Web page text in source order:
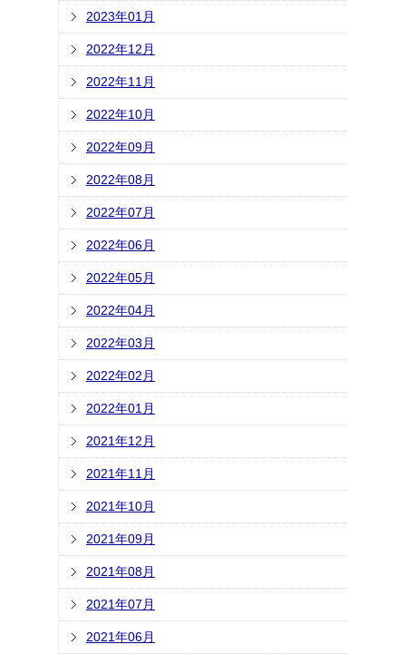
2023年01月
2022年12月
2022年11月
2022年10月
2022年09月
2022年08月
2022年07月
2022年06月
2022年05月
2022年04月
2022年03月
2022年02月
2022年01月
2021年12月
2021年11月
2021年10月
2021年09月
2021年08月
2021年07月
2021年06月